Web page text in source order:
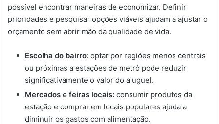
possível encontrar maneiras de economizar. Definir
prioridades e pesquisar opções viáveis ajudam a ajustar o
orçamento sem abrir mão da qualidade de vida.
Escolha do bairro: optar por regiões menos centrais
ou próximas a estações de metrô pode reduzir
significativamente o valor do aluguel.
Mercados e feiras locais: consumir produtos da
estação e comprar em locais populares ajuda a
diminuir os gastos com alimentação.